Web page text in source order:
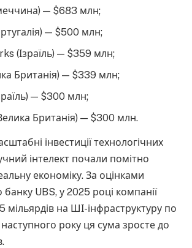
— $683 млн;
— $500 млн;
(Ізраїль) — $359 млн;
Британія) — $339 млн;
— $300 млн;
Британія) — $300 млн.
інвестиції технологічних
інтелект почали помітно
економіку. За оцінками
банку UBS, у 2025 році компанії
мільярдів на ШІ-інфраструктуру по
наступного року ця сума зросте до